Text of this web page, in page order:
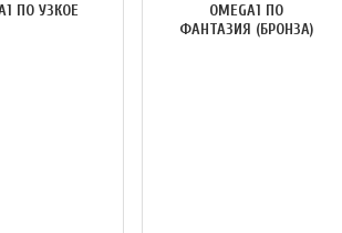
ПО УЗКОЕ
OMEGA1 ПО
ФАНТАЗИЯ (БРОНЗА)